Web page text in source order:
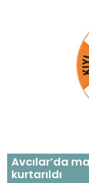
Avcılar’da
kurtarıldı